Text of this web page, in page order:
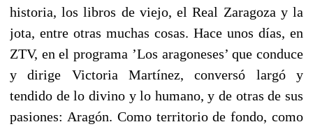
historia, los libros de viejo, el Real Zaragoza y la
jota, entre otras muchas cosas. Hace unos días, en
ZTV, en el programa ’Los aragoneses’ que conduce
y dirige Victoria Martínez, conversó largó y
tendido de lo divino y lo humano, y de otras de sus
pasiones: Aragón. Como territorio de fondo, como